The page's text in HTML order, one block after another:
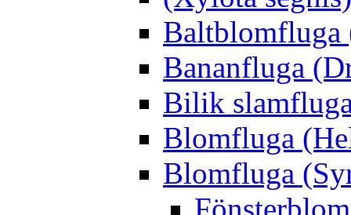
Baltblomfluga
Bananfluga
Bilik
Blomfluga
Blomfluga